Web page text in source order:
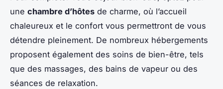
une chambre d’hôtes de charme, où l’accueil
chaleureux et le confort vous permettront de vous
détendre pleinement. De nombreux hébergements
proposent également des soins de bien-être, tels
que des massages, des bains de vapeur ou des
séances de relaxation.